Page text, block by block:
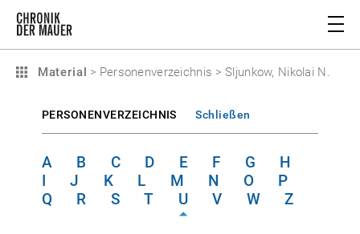
Material > Personenverzeichnis > Sljunkow, Nikolai N.
PERSONENVERZEICHNIS Schließen
A B C D E F G
H
I
J K L M N O
P
Q
R S T U V W Z